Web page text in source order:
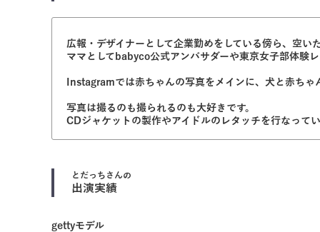
広報・デザイナーとして企業勤めをしている傍ら、空
ママとしてbabyco公式アンバサダーや東京女子部体験
Instagramでは赤ちゃんの写真をメインに、犬と赤ち
写真は撮るのも撮られるのも大好きです。
CDジャケットの製作やアイドルのレタッチを行なって
とだっち さんの
出演実績
gettyモデル